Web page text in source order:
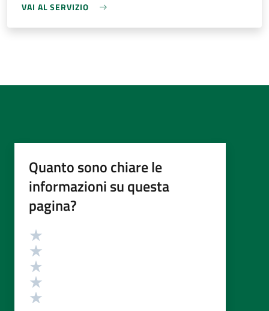
VAI AL SERVIZIO
Quanto sono chiare le
informazioni su questa
pagina?
Valutazione